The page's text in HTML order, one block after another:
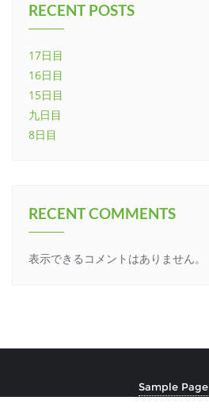
RECENT POSTS
17日目
16日目
15日目
九日目
8日目
RECENT COMMENTS
表示できるコメントはありません。
Sample Page